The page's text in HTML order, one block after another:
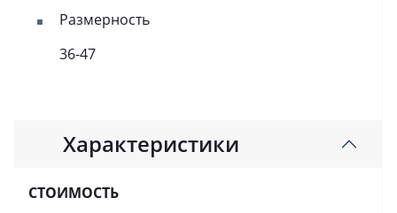
Размерность
36-47
Характеристики
СТОИМОСТЬ